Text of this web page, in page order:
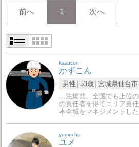
前へ 1 次へ
kazucon
かずこん
男性 53歳 宮城県仙台市
…注爆発。全国でも上位
の責任者を得てエリア責
本全域をマネジメントし
yumecho
ユメ